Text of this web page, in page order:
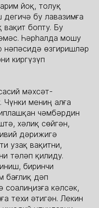
йоқ, толуқ
бу лавазимға
вақит бопту. Бу
Һәрһалда мошу
нәпәсидә өзгиришләр
киргүзүп
мәхсәт-
мениң алға
чәмбәрдин
хәлиқ сөйгән,
дәрижигә
узақ вақитни,
тәләп қилиду.
биринчи
бағлиқ дәп
соалиңизға кәлсәк,
техи әтигән. Лекин